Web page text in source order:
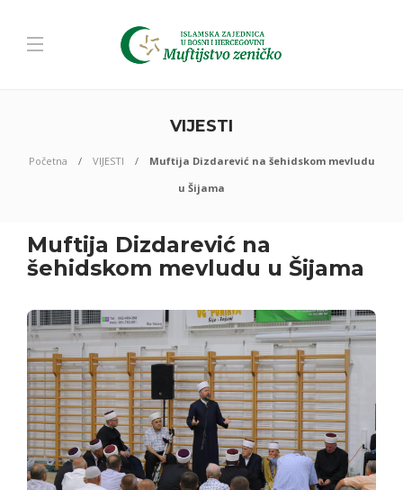
VIJESTI
Početna VIJESTI
Muftija Dizdarević na šehidskom mevludu
u Šijama
Muftija Dizdarević na
šehidskom mevludu u Šijama